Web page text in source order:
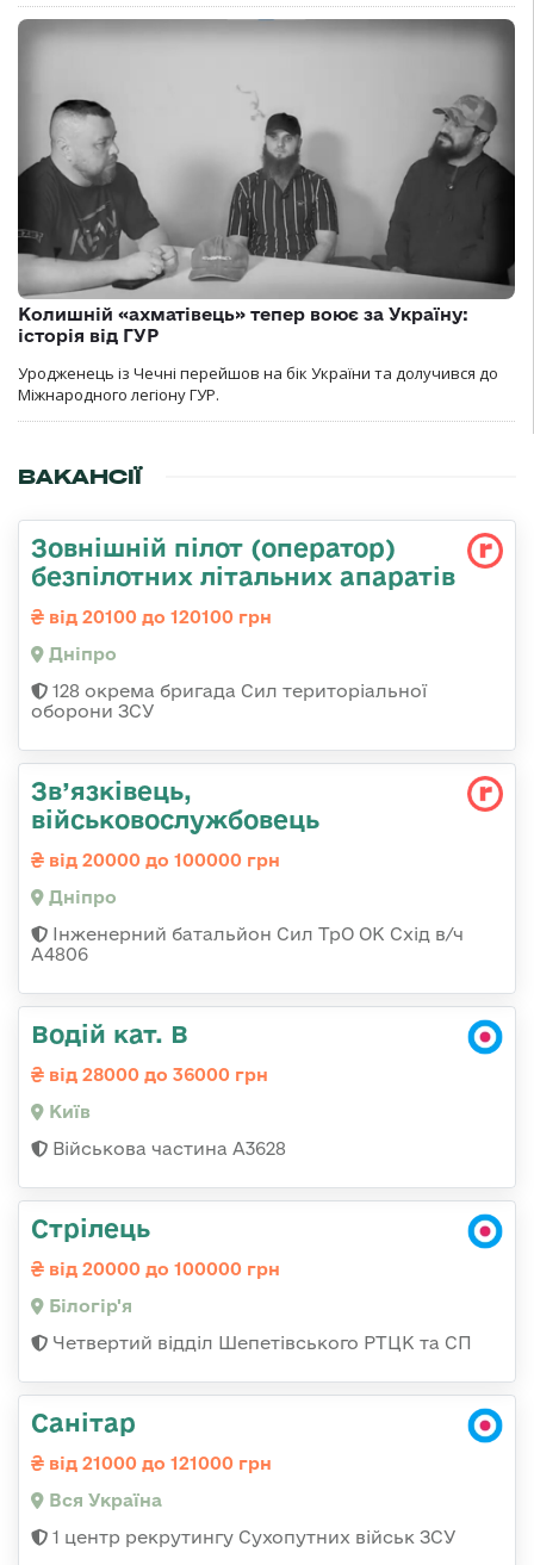
Колишній «ахматівець» тепер воює за Україну:
історія від ГУР
Уродженець із Чечні перейшов на бік України та долучився до
Міжнародного легіону ГУР.
ВАКАНСІЇ
Зовнішній пілот (оператор)
безпілотних літальних апаратів
від 20100 до 120100 грн
Дніпро
128 окрема бригада Сил територіальної
оборони ЗСУ
Зв’язківець,
військовослужбовець
від 20000 до 100000 грн
Дніпро
Інженерний батальйон Сил ТрО ОК Схід в/ч
А4806
Водій кат. В
від 28000 до 36000 грн
Київ
Військова частина А3628
Стрілець
від 20000 до 100000 грн
Білогір'я
Четвертий відділ Шепетівського РТЦК та СП
Санітар
від 21000 до 121000 грн
Вся Україна
1 центр рекрутингу Сухопутних військ ЗСУ